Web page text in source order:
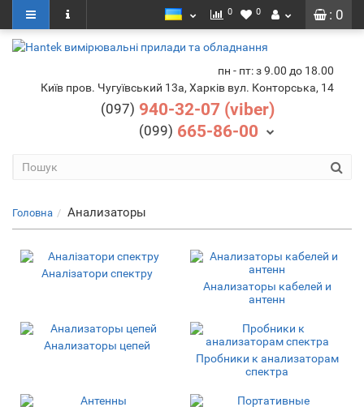
: 0
0 0
пн - пт: з 9.00 до 18.00
Київ пров. Чугуївський 13а, Харків вул. Конторська, 14
(097) 940-32-07 (viber)
(099) 665-86-00
Головна Анализаторы
Аналізатори спектру
Анализаторы кабелей и
антенн
Анализаторы цепей
Пробники к анализаторам
спектра